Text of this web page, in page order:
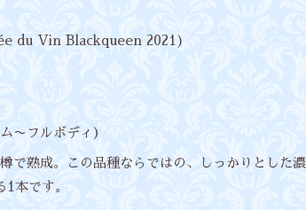
du Vin Blackqueen 2021)
〜フルボディ）
熟成。この品種ならではの、しっかりとした
本です。